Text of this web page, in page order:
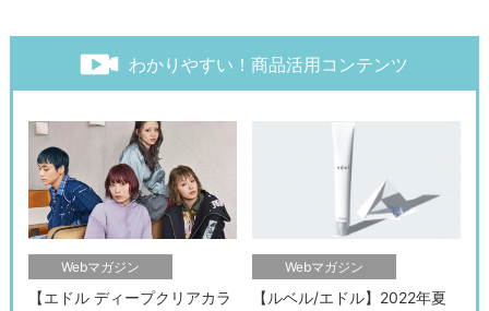
わかりやすい！商品活用コンテンツ
Webマガジン
【エドル ディープクリアカラ
Webマガジン
【ルベル/エドル】2022年夏